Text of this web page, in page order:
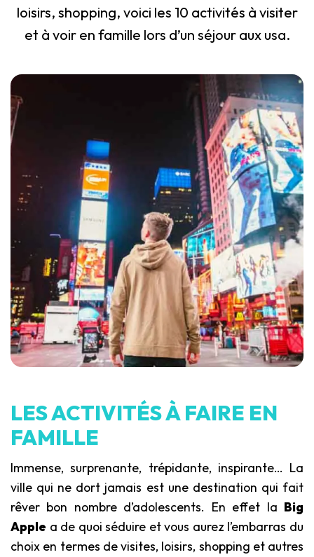
loisirs, shopping, voici les 10 activités à visiter
et à voir en famille lors d’un séjour aux usa.
LES ACTIVITÉS À FAIRE EN
FAMILLE
Immense, surprenante, trépidante, inspirante… La
ville qui ne dort jamais est une destination qui fait
rêver bon nombre d’adolescents. En effet la Big
Apple a de quoi séduire et vous aurez l’embarras du
choix en termes de visites, loisirs, shopping et autres